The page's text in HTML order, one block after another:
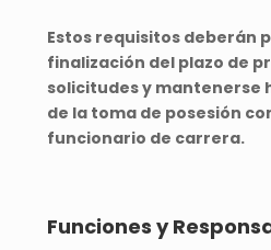
Estos requisitos deberán
finalización del plazo de
solicitudes y mantenerse
de la toma de posesión
funcionario de carrera.
Funciones y